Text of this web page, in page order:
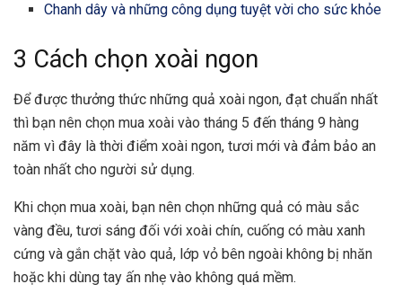
Chanh dây và những công dụng tuyệt vời cho sức khỏe
3 Cách chọn xoài ngon
Để được thưởng thức những quả xoài ngon, đạt chuẩn nhất
thì bạn nên chọn mua xoài vào tháng 5 đến tháng 9 hàng
năm vì đây là thời điểm xoài ngon, tươi mới và đảm bảo an
toàn nhất cho người sử dụng.
Khi chọn mua xoài, bạn nên chọn những quả có màu sắc
vàng đều, tươi sáng đối với xoài chín, cuống có màu xanh
cứng và gắn chặt vào quả, lớp vỏ bên ngoài không bị nhăn
hoặc khi dùng tay ấn nhẹ vào không quá mềm.